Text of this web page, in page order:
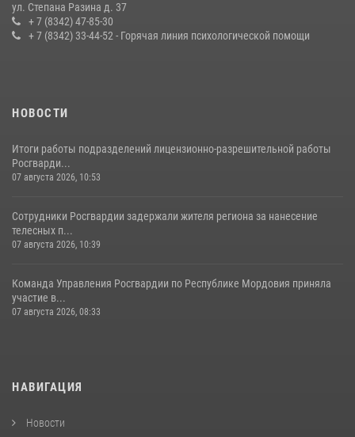
конкурса профмастерства в Саранске
23 июля 2026, 11:54 4
ул. Степана Разина д. 37
+ 7 (8342) 47-85-30
+ 7 (8342) 33-44-52 - Горячая линия психологической помощи
НОВОСТИ
Итоги работы подразделений лицензионно-разрешительной работы
Росгварди...
07 августа 2026, 10:53
Сотрудники Росгвардии задержали жителя региона за нанесение
телесных п...
07 августа 2026, 10:39
Команда Управления Росгвардии по Республике Мордовия приняла
участие в...
07 августа 2026, 08:33
НАВИГАЦИЯ
Новости